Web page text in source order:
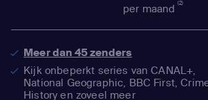
per maand(2)
Meer dan 45 zenders
Kijk onbeperkt series van CANAL+,
National Geographic, BBC First,
History en zoveel meer